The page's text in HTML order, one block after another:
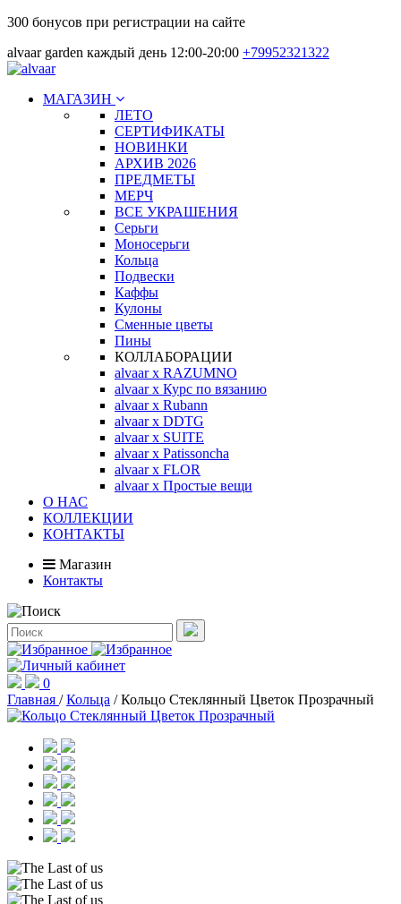
300 бонусов при регистрации на сайте
alvaar garden каждый день 12:00-20:00 +79952321322
МАГАЗИН
ЛЕТО
СЕРТИФИКАТЫ
НОВИНКИ
АРХИВ 2026
ПРЕДМЕТЫ
МЕРЧ
ВСЕ УКРАШЕНИЯ
Серьги
Моносерьги
Кольца
Подвески
Каффы
Кулоны
Сменные цветы
Пины
КОЛЛАБОРАЦИИ
alvaar x RAZUMNO
alvaar x Курс по вязанию
alvaar x Rubann
alvaar x DDTG
alvaar x SUITE
alvaar x Patissoncha
alvaar x FLOR
alvaar x Простые вещи
О НАС
КОЛЛЕКЦИИ
КОНТАКТЫ
Магазин
Контакты
0
Главная /Кольца /Кольцо Стеклянный Цветок Прозрачный